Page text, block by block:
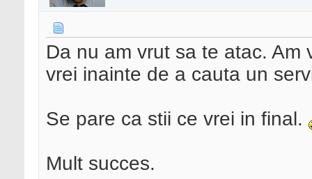
Da nu am vrut sa te atac.
vrei inainte de a cauta un
Se pare ca stii ce vrei in final.
Mult succes.